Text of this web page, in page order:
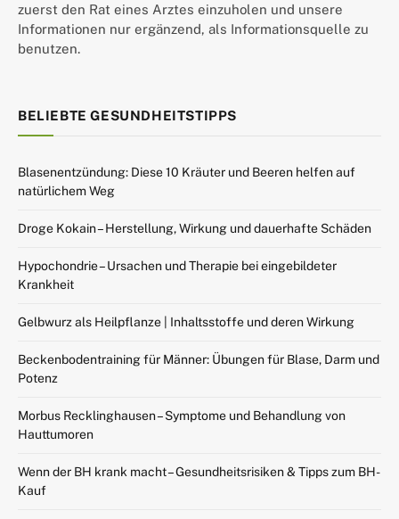
zuerst den Rat eines Arztes einzuholen und unsere
Informationen nur ergänzend, als Informationsquelle zu
benutzen.
BELIEBTE GESUNDHEITSTIPPS
Blasenentzündung: Diese 10 Kräuter und Beeren helfen auf
natürlichem Weg
Droge Kokain – Herstellung, Wirkung und dauerhafte Schäden
Hypochondrie – Ursachen und Therapie bei eingebildeter
Krankheit
Gelbwurz als Heilpflanze | Inhaltsstoffe und deren Wirkung
Beckenbodentraining für Männer: Übungen für Blase, Darm und
Potenz
Morbus Recklinghausen – Symptome und Behandlung von
Hauttumoren
Wenn der BH krank macht – Gesundheitsrisiken & Tipps zum BH-
Kauf